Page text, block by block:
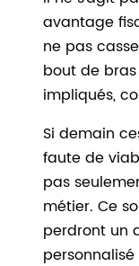
avantage
ne pas
bout de
impliqués,
Si demain
faute de
pas
métier. Ce
perdront un